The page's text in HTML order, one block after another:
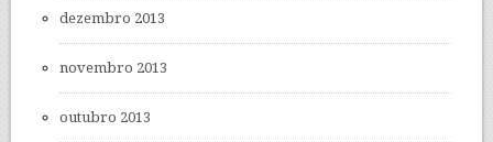
dezembro 2013
novembro 2013
outubro 2013